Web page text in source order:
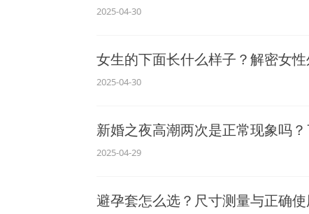
2025-04-30
女生的下面长什么样子？解密女
2025-04-30
新婚之夜高潮两次是正常现象吗
2025-04-29
避孕套怎么选？尺寸测量与正确使